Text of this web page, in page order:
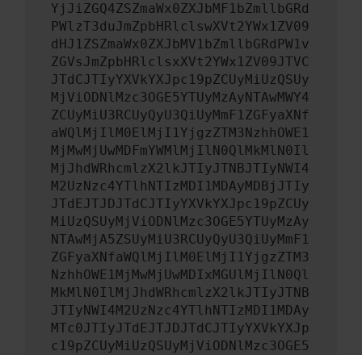
YjJiZGQ4ZSZmaWx0ZXJbMF1bZmllbGRd
PWlzT3duJmZpbHRlclswXVt2YWx1ZV09
dHJ1ZSZmaWx0ZXJbMV1bZmllbGRdPW1v
ZGVsJmZpbHRlclsxXVt2YWx1ZV09JTVC
JTdCJTIyYXVkYXJpc19pZCUyMiUzQSUy
MjViODNlMzc3OGE5YTUyMzAyNTAwMWY4
ZCUyMiU3RCUyQyU3QiUyMmF1ZGFyaXNf
aWQlMjIlM0ElMjI1YjgzZTM3NzhhOWE1
MjMwMjUwMDFmYWMlMjIlN0QlMkMlN0Il
MjJhdWRhcmlzX2lkJTIyJTNBJTIyNWI4
M2UzNzc4YTlhNTIzMDI1MDAyMDBjJTIy
JTdEJTJDJTdCJTIyYXVkYXJpc19pZCUy
MiUzQSUyMjViODNlMzc3OGE5YTUyMzAy
NTAwMjA5ZSUyMiU3RCUyQyU3QiUyMmF1
ZGFyaXNfaWQlMjIlM0ElMjI1YjgzZTM3
NzhhOWE1MjMwMjUwMDIxMGUlMjIlN0Ql
MkMlN0IlMjJhdWRhcmlzX2lkJTIyJTNB
JTIyNWI4M2UzNzc4YTlhNTIzMDI1MDAy
MTc0JTIyJTdEJTJDJTdCJTIyYXVkYXJp
c19pZCUyMiUzQSUyMjViODNlMzc3OGE5